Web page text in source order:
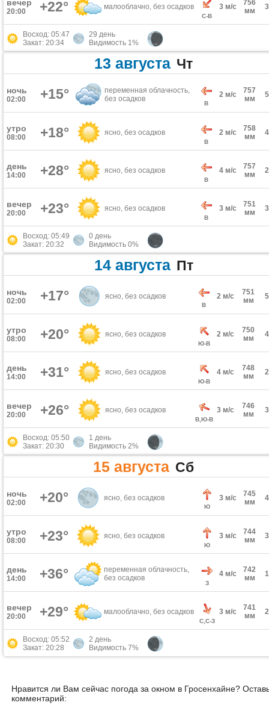
вечер
20:00 +22° малооблачно, без осадков
С-В
3 м/с
756
мм
Восход: 05:47
Закат: 20:34
29 день
Видимость 1%
13 августа Чт
ночь
02:00 +15°
переменная облачность,
без осадков
В
2 м/с
757
мм
утро
08:00 +18° ясно, без осадков
В
2 м/с
758
мм
день
14:00 +28° ясно, без осадков
В
4 м/с
757
мм
вечер
20:00 +23° ясно, без осадков
В
3 м/с
751
мм
Восход: 05:49
Закат: 20:32
0 день
Видимость 0%
14 августа Пт
ночь
02:00 +17° ясно, без осадков
В
2 м/с
751
мм
утро
08:00 +20° ясно, без осадков
Ю-В
2 м/с
750
мм
день
14:00 +31° ясно, без осадков
Ю-В
4 м/с
748
мм
вечер
20:00 +26° ясно, без осадков
В,Ю-В
3 м/с
746
мм
Восход: 05:50
Закат: 20:30
1 день
Видимость 2%
15 августа Сб
ночь
02:00 +20° ясно, без осадков
Ю
3 м/с
745
мм
утро
08:00 +23° ясно, без осадков
Ю
3 м/с
744
мм
день
14:00 +36°
переменная облачность,
без осадков
З
4 м/с
742
мм
вечер
20:00 +29° малооблачно, без осадков
С,С-З
3 м/с
741
мм
Восход: 05:52
Закат: 20:28
2 день
Видимость 7%
Нравится ли Вам сейчас погода за окном в Гросенхайне?
комментарий: